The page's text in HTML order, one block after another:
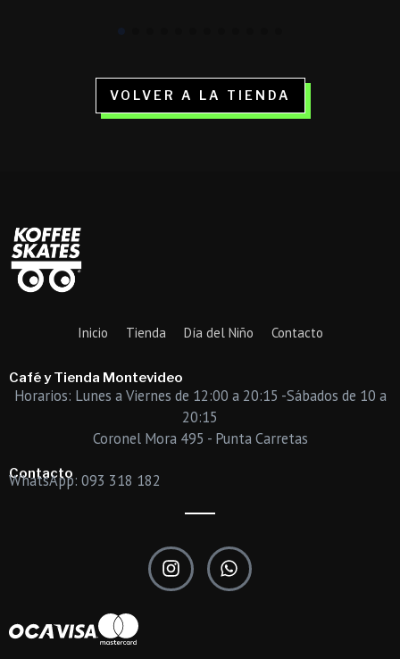
VOLVER A LA TIENDA
Inicio Tienda Día del Niño Contacto
Café y Tienda Montevideo
Horarios: Lunes a Viernes de 12:00 a 20:15 -Sábados de 10 a
20:15
Coronel Mora 495 - Punta Carretas
Contacto
WhatsApp: 093 318 182
I
n
s
W
h
a